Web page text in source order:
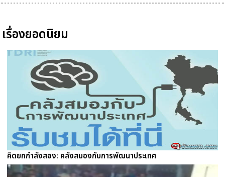
เรื่องยอดนิยม
คิดยกกำลังสอง: คลังสมองกับการพัฒนาประเทศ